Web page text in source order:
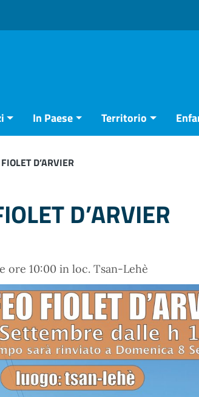
In Paese Territorio
D’ARVIER
D’ARVIER
ore 10:00 in loc. Tsan-Lehè